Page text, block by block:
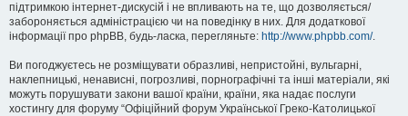
підтримкою інтернет-дискусій і не впливають на те, що дозволяється/
забороняється адміністрацією чи на поведінку в них. Для додаткової
інформації про phpBB, будь-ласка, перегляньте: http://www.phpbb.com/.
Ви погоджуєтесь не розміщувати образливі, непристойні, вульгарні,
наклепницькі, ненависні, погрозливі, порнографічні та інші матеріали, які
можуть порушувати закони вашої країни, країни, яка надає послуги
хостингу для форуму “Офіційний форум Української Греко-Католицької